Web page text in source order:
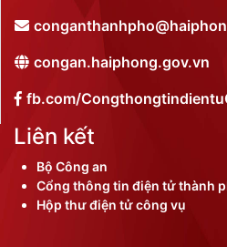
congan.haiphong.gov.vn
fb.com/
Liên kết
Bộ Công an
Cổng thông tin điện tử thành
Hộp thư điện tử công vụ